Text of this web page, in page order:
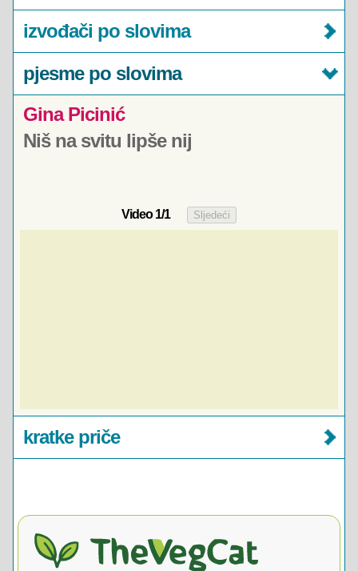
izvođači po slovima
pjesme po slovima
Gina Picinić
Niš na svitu lipše nij
Video1/1
kratke priče